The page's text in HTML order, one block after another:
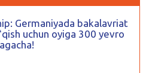
Germaniyada bakalavriat
uchun oyiga 300 yevro